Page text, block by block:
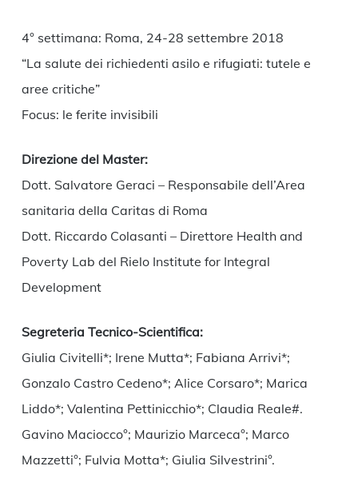
4° settimana: Roma, 24-28 settembre 2018
“La salute dei richiedenti asilo e rifugiati: tutele e
aree critiche”
Focus: le ferite invisibili
Direzione del Master:
Dott. Salvatore Geraci – Responsabile dell’Area
sanitaria della Caritas di Roma
Dott. Riccardo Colasanti – Direttore Health and
Poverty Lab del Rielo Institute for Integral
Development
Segreteria Tecnico-Scientifica:
Giulia Civitelli*; Irene Mutta*; Fabiana Arrivi*;
Gonzalo Castro Cedeno*; Alice Corsaro*; Marica
Liddo*; Valentina Pettinicchio*; Claudia Reale#.
Gavino Maciocco°; Maurizio Marceca°; Marco
Mazzetti°; Fulvia Motta*; Giulia Silvestrini°.